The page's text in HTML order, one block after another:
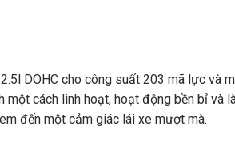
DOHC cho công suất 203 mã lực và
cách linh hoạt, hoạt động bền bỉ và
đến một cảm giác lái xe mượt mà.